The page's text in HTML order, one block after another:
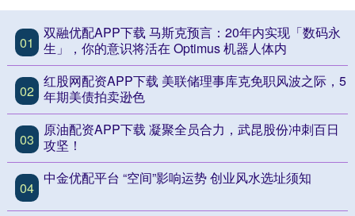
01
双融优配APP下载 马斯克预言：20年内实现「数码永
生」，你的意识将活在 Optimus 机器人体内
02
红股网配资APP下载 美联储理事库克免职风波之际，5
年期美债拍卖逊色
03
原油配资APP下载 凝聚全员合力，武昆股份冲刺百日
攻坚！
04
中金优配平台 “空间”影响运势 创业风水选址须知